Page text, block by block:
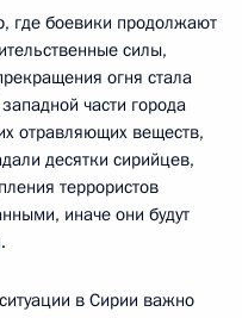
где боевики продолжают
силы,
огня стала
части города
отравляющих веществ,
десятки сирийцев,
террористов
иначе они будут
в Сирии важно